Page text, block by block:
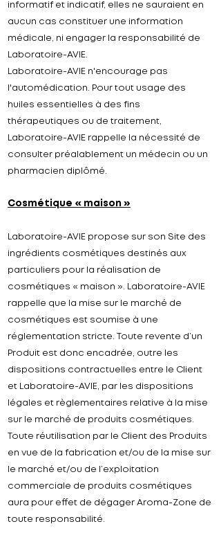
informatif et indicatif, elles ne sauraient en
aucun cas constituer une information
médicale, ni engager la responsabilité de
Laboratoire-AVIE
Laboratoire-AVIE n'encourage pas
l'automédication. Pour tout usage des
huiles essentielles à des fins
thérapeutiques ou de traitement,
Laboratoire-AVIE rappelle la nécessité de
consulter préalablement un médecin ou un
pharmacien diplômé.
Cosmétique « maison »
Laboratoire-AVIE propose sur son Site des
ingrédients cosmétiques destinés aux
particuliers pour la réalisation de
cosmétiques « maison ». Laboratoire-AVIE
rappelle que la mise sur le marché de
cosmétiques est soumise à une
réglementation stricte. Toute revente d’un
Produit est donc encadrée, outre les
dispositions contractuelles entre le Client
et Laboratoire-AVIE , par les dispositions
légales et règlementaires relative à la mise
sur le marché de produits cosmétiques.
Toute réutilisation par le Client des Produits
en vue de la fabrication et/ou de la mise sur
le marché et/ou de l’exploitation
commerciale de produits cosmétiques
aura pour effet de dégager Aroma-Zone de
toute responsabilité.